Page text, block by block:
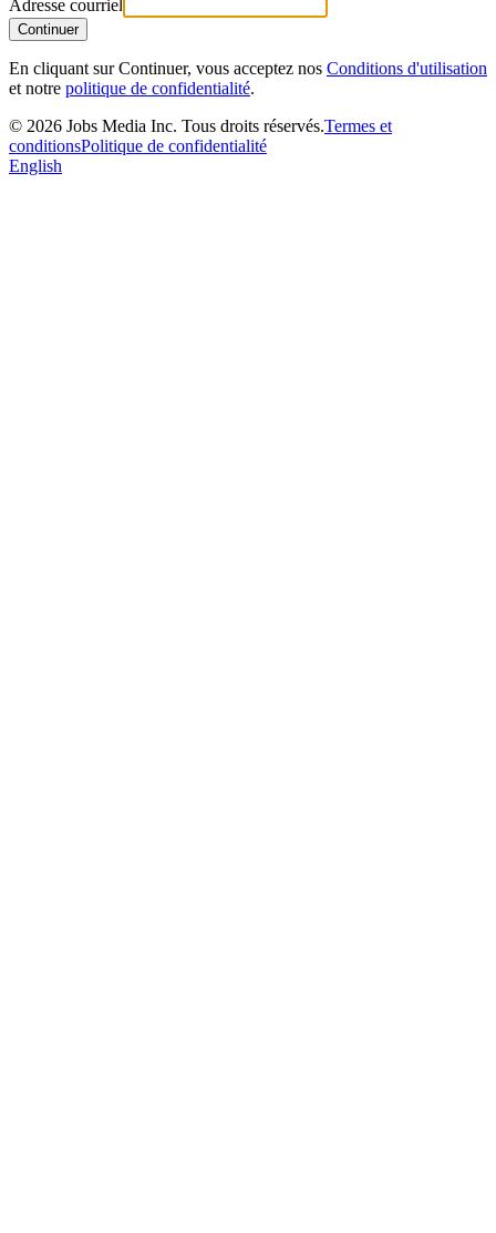
Adresse courriel
Continuer
En cliquant sur Continuer, vous acceptez nos Conditions d'utilisation
et notre politique de confidentialité.
© 2026 Jobs Media Inc. Tous droits réservés.Termes et
conditionsPolitique de confidentialité
English